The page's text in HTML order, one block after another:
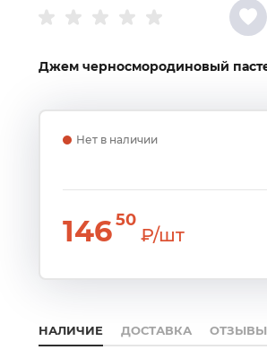
Джем черносмородиновый
Нет в наличии
14650
₽/шт
НАЛИЧИЕ ДОСТАВКА ОТЗЫВЫ